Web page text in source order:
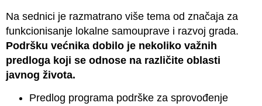
Na sednici je razmatrano više tema od značaja za
funkcionisanje lokalne samouprave i razvoj grada.
Podršku većnika dobilo je nekoliko važnih
predloga koji se odnose na različite oblasti
javnog života.
Predlog programa podrške za sprovođenje